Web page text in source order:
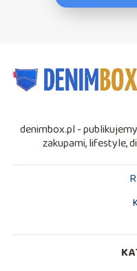
denimbox.pl -
zakupami, lifestyle,